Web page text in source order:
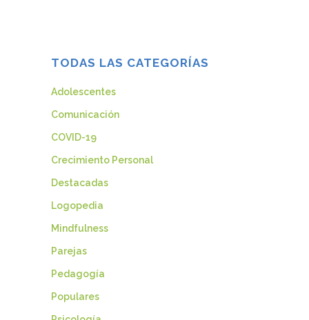
TODAS LAS CATEGORÍAS
Adolescentes
Comunicación
COVID-19
Crecimiento Personal
Destacadas
Logopedia
Mindfulness
Parejas
Pedagogía
Populares